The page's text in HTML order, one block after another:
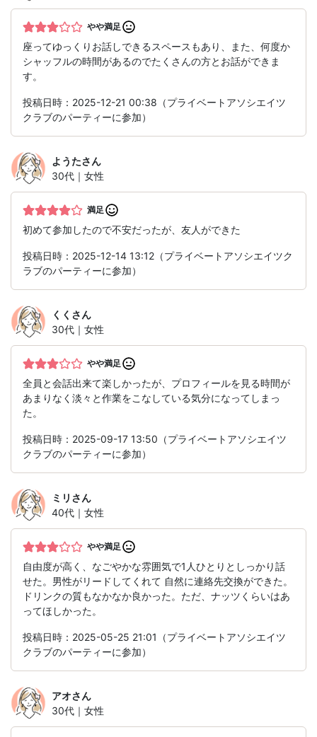
やや満足
座ってゆっくりお話しできるスペースもあり、また、何度か
シャッフルの時間があるのでたくさんの方とお話ができま
す。
投稿日時：2025-12-21 00:38（プライベートアソシエイツ
クラブのパーティーに参加）
ようたさん
30代｜女性
満足
初めて参加したので不安だったが、友人ができた
投稿日時：2025-12-14 13:12（プライベートアソシエイツク
ラブのパーティーに参加）
くく さん
30代｜女性
やや満足
全員と会話出来て楽しかったが、プロフィールを見る時間が
あまりなく淡々と作業をこなしている気分になってしまっ
た。
投稿日時：2025-09-17 13:50（プライベートアソシエイツ
クラブのパーティーに参加）
ミリ さん
40代｜女性
やや満足
自由度が高く、なごやかな雰囲気で1人ひとりとしっかり話
せた。男性がリードしてくれて 自然に連絡先交換ができた。
ドリンクの質もなかなか良かった。ただ、ナッツくらいはあ
ってほしかった。
投稿日時：2025-05-25 21:01（プライベートアソシエイツ
クラブのパーティーに参加）
アオさん
30代｜女性